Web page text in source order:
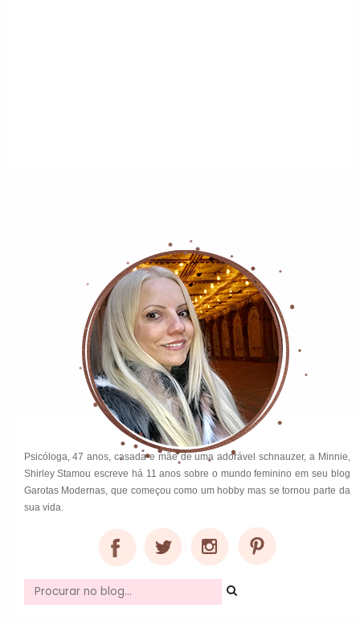
Psicóloga, 47 anos, casada e mãe de uma adorável schnauzer, a Minnie,
Shirley Stamou escreve há 11 anos sobre o mundo feminino em seu blog
Garotas Modernas, que começou como um hobby mas se tornou parte da
sua vida.